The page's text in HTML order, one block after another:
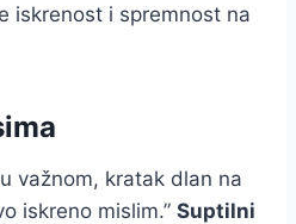
iskrenost i spremnost na
važnom, kratak dlan na
iskreno mislim.” Suptilni